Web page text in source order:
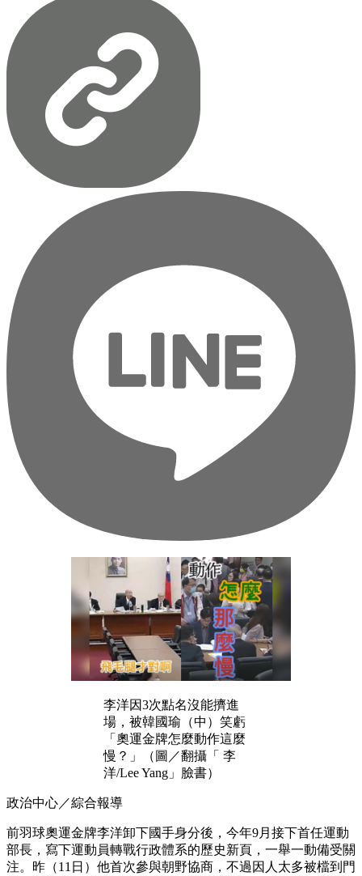
李洋因3次點名沒能擠進
場，被韓國瑜（中）笑虧
「奧運金牌怎麼動作這麼
慢？」（圖／翻攝「 李
洋/Lee Yang」臉書）
政治中心／綜合報導
前羽球奧運金牌李洋卸下國手身分後，今年9月接下首任運動
部長，寫下運動員轉戰行政體系的歷史新頁，一舉一動備受關
注。昨（11日）他首次參與朝野協商，不過因人太多被檔到門